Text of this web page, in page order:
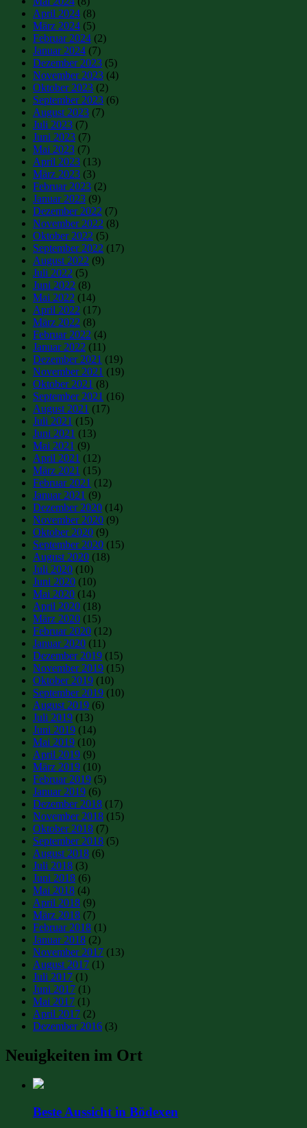
April 2024 (8)
März 2024 (5)
Februar 2024 (2)
Januar 2024 (7)
Dezember 2023 (5)
November 2023 (4)
Oktober 2023 (2)
September 2023 (6)
August 2023 (7)
Juli 2023 (7)
Juni 2023 (7)
Mai 2023 (7)
April 2023 (13)
März 2023 (3)
Februar 2023 (2)
Januar 2023 (9)
Dezember 2022 (7)
November 2022 (8)
Oktober 2022 (5)
September 2022 (17)
August 2022 (9)
Juli 2022 (5)
Juni 2022 (8)
Mai 2022 (14)
April 2022 (17)
März 2022 (8)
Februar 2022 (4)
Januar 2022 (11)
Dezember 2021 (19)
November 2021 (19)
Oktober 2021 (8)
September 2021 (16)
August 2021 (17)
Juli 2021 (15)
Juni 2021 (13)
Mai 2021 (9)
April 2021 (12)
März 2021 (15)
Februar 2021 (12)
Januar 2021 (9)
Dezember 2020 (14)
November 2020 (9)
Oktober 2020 (9)
September 2020 (15)
August 2020 (18)
Juli 2020 (10)
Juni 2020 (10)
Mai 2020 (14)
April 2020 (18)
März 2020 (15)
Februar 2020 (12)
Januar 2020 (11)
Dezember 2019 (15)
November 2019 (15)
Oktober 2019 (10)
September 2019 (10)
August 2019 (6)
Juli 2019 (13)
Juni 2019 (14)
Mai 2019 (10)
April 2019 (9)
März 2019 (10)
Februar 2019 (5)
Januar 2019 (6)
Dezember 2018 (17)
November 2018 (15)
Oktober 2018 (7)
September 2018 (5)
August 2018 (6)
Juli 2018 (3)
Juni 2018 (6)
Mai 2018 (4)
April 2018 (9)
März 2018 (7)
Februar 2018 (1)
Januar 2018 (2)
November 2017 (13)
August 2017 (1)
Juli 2017 (1)
Juni 2017 (1)
Mai 2017 (1)
April 2017 (2)
Dezember 2016 (3)
Neuigkeiten im Ort
Beste Aussicht in Bödexen